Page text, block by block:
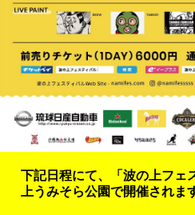
下記日程にて、「波の上フェ
上うみそら公園で開催されま